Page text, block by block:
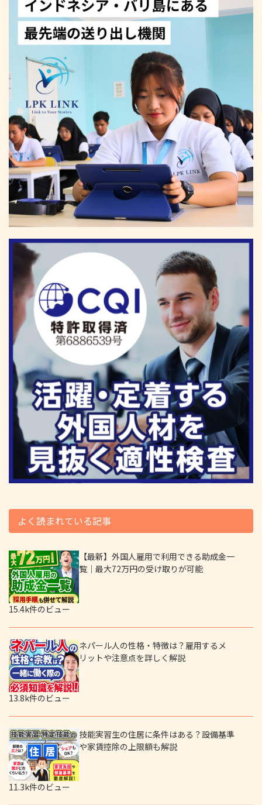
よく読まれている記事
【最新】外国人雇用で利用できる助成金一
覧｜最大72万円の受け取りが可能
15.4k件のビュー
ネパール人の性格・特徴は？雇用するメ
リットや注意点を詳しく解説
13.8k件のビュー
技能実習生の住居に条件はある？設備基準
や家賃控除の上限額も解説
11.3k件のビュー